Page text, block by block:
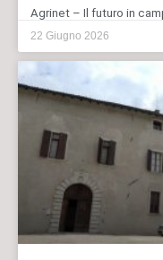
Agrinet – Il futuro in
22 Giugno 2026